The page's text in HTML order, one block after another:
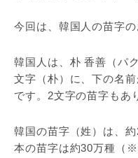
今回は、韓国人の苗字
韓国人は、朴 香善（パ
文字（朴）に、下の名
です。2文字の苗字もあ
韓国の苗字（姓）は、
本の苗字は約30万種（